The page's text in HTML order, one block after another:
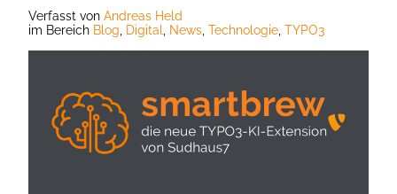
Verfasst von Andreas Held
im Bereich Blog, Digital, News, Technologie, TYPO3